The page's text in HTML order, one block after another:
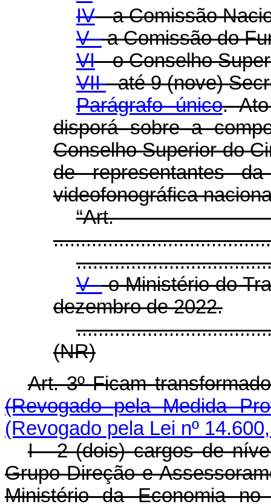
IV- a Comissão
V -a Comissão do
VI- o Conselho
VII- até 9 (nove)
Parágrafo único.
disporá sobre a
Conselho Superior do
de representantes
videofonográfica
V -o Ministério do
dezembro de 2022.
(NR)
Art. 3º Ficam
(Revogado pela Medida
(Revogado pela Lei nº
I - 2 (dois) cargos de
Grupo-Direção e
Ministério da Economia